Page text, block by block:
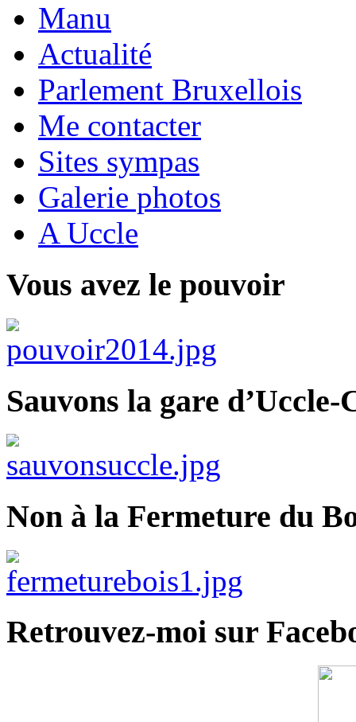
Manu
Actualité
Parlement Bruxellois
Me contacter
Sites sympas
Galerie photos
A Uccle
Vous avez le pouvoir
Sauvons la gare d’Uccle-
Non à la Fermeture du
Retrouvez-moi sur